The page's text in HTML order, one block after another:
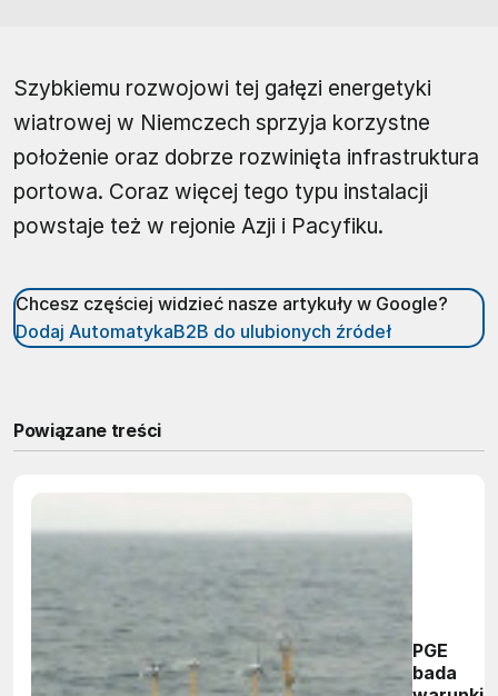
Szybkiemu rozwojowi tej gałęzi energetyki
wiatrowej w Niemczech sprzyja korzystne
położenie oraz dobrze rozwinięta infrastruktura
portowa. Coraz więcej tego typu instalacji
powstaje też w rejonie Azji i Pacyfiku.
Chcesz częściej widzieć nasze artykuły w Google?
Dodaj AutomatykaB2B do ulubionych źródeł
Powiązane treści
PGE
bada